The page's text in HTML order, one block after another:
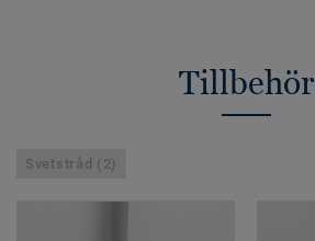
Tillbehör
Svetstråd (2)